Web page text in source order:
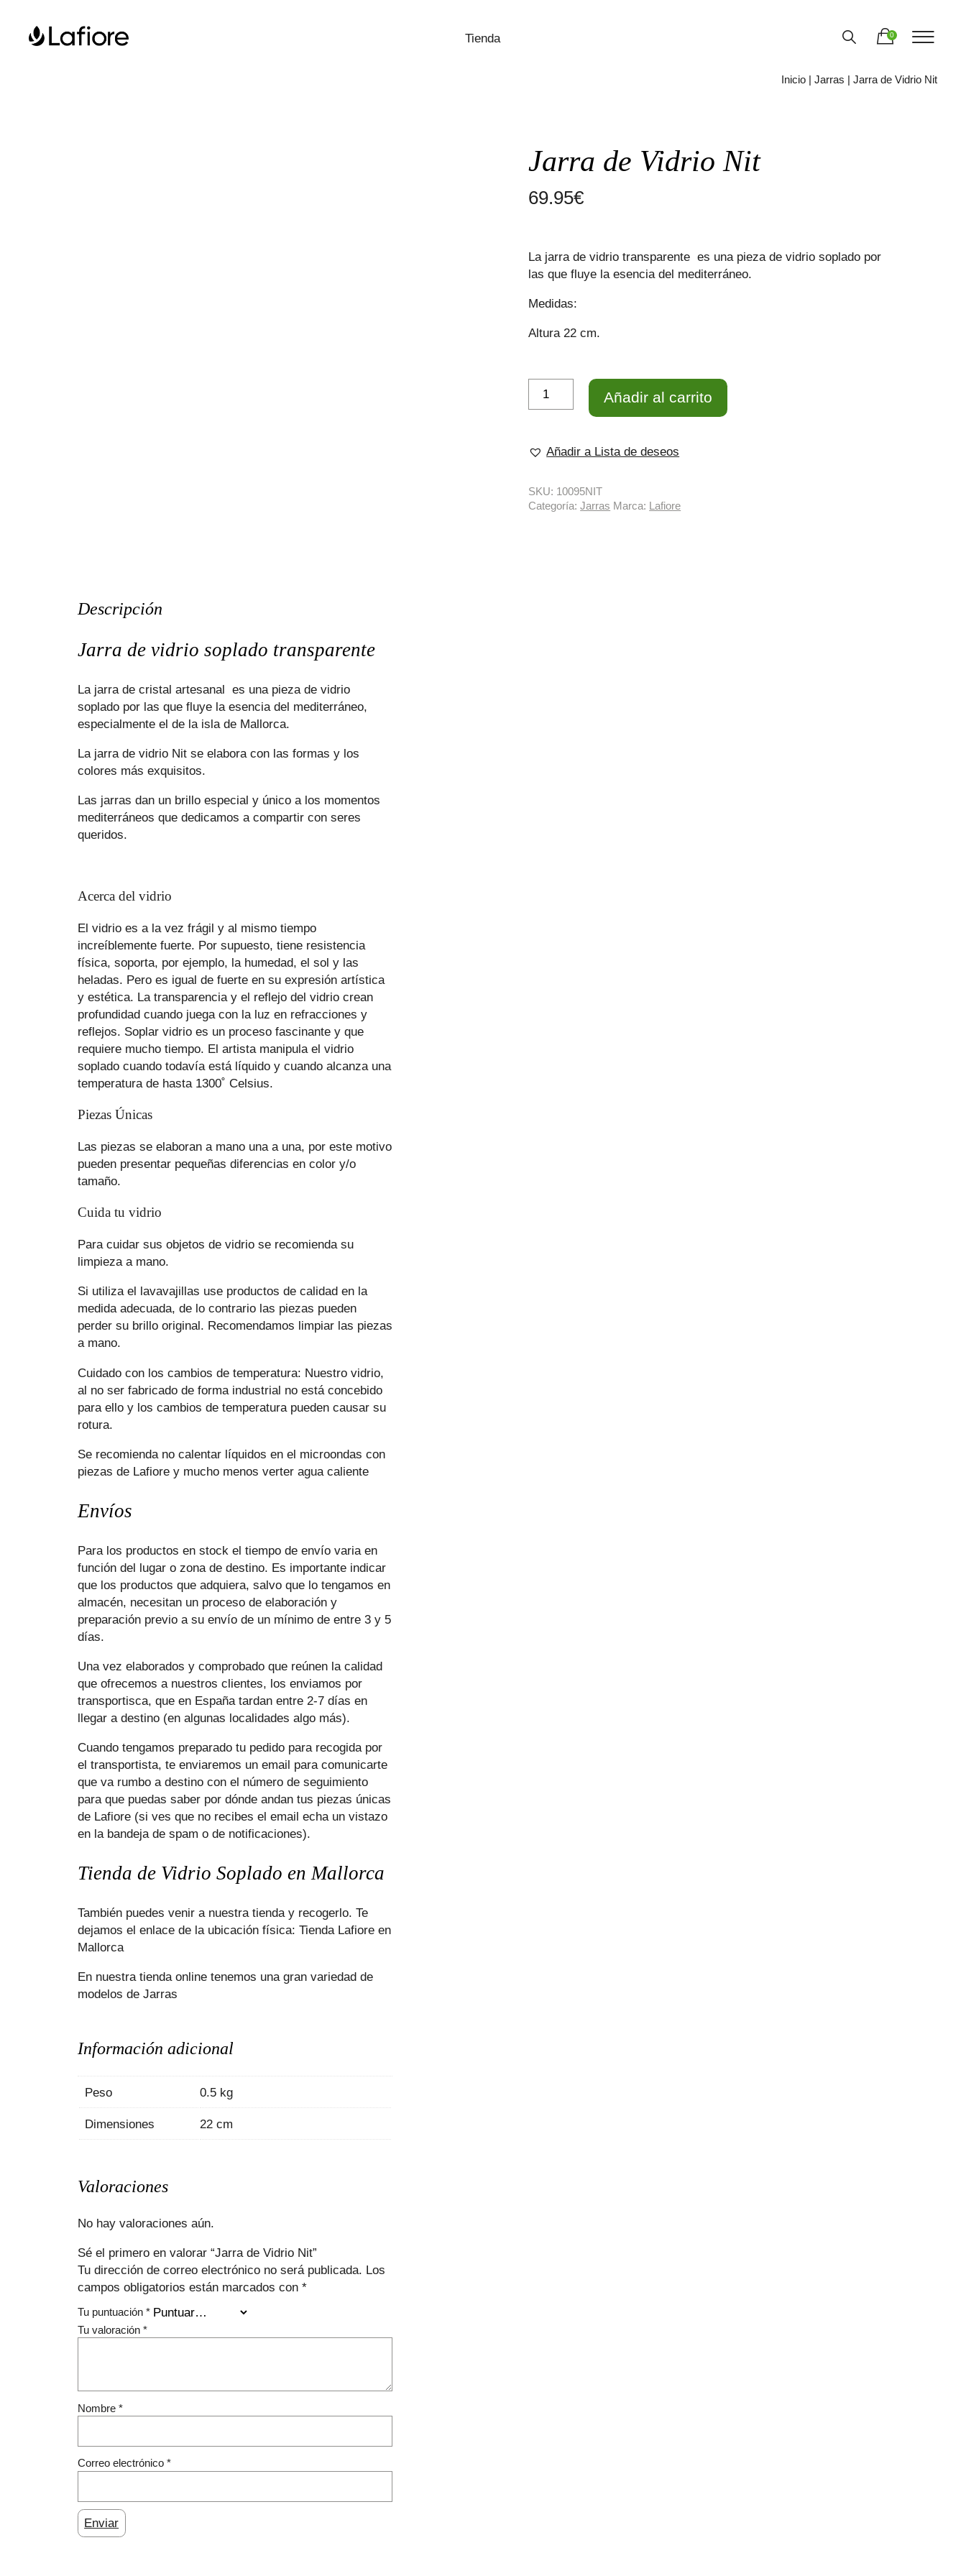
Tienda 0
Inicio| Jarras | Jarra de Vidrio Nit
Jarra de Vidrio Nit
69.95€
La jarra de vidrio transparente es una pieza de vidrio soplado por
las que fluye la esencia del mediterráneo.
Medidas:
Altura 22 cm.
Vidrio
Añadir al carrito
Añadir a Lista de deseos
SKU: 10095NIT
Categoría:Jarras Marca: Lafiore
Descripción
Jarra de vidrio soplado transparente
La jarra de cristal artesanal es una pieza de vidrio
soplado por las que fluye la esencia del mediterráneo,
especialmente el de la isla de Mallorca.
La jarra de vidrio Nit se elabora con las formas y los
colores más exquisitos.
Las jarras dan un brillo especial y único a los momentos
mediterráneos que dedicamos a compartir con seres
queridos.
Acerca del vidrio
El vidrio es a la vez frágil y al mismo tiempo
increíblemente fuerte. Por supuesto, tiene resistencia
física, soporta, por ejemplo, la humedad, el sol y las
heladas. Pero es igual de fuerte en su expresión artística
y estética. La transparencia y el reflejo del vidrio crean
profundidad cuando juega con la luz en refracciones y
reflejos. Soplar vidrio es un proceso fascinante y que
requiere mucho tiempo. El artista manipula el vidrio
soplado cuando todavía está líquido y cuando alcanza una
temperatura de hasta 1300˚ Celsius.
Piezas Únicas
Las piezas se elaboran a mano una a una, por este motivo
pueden presentar pequeñas diferencias en color y/o
tamaño.
Cuida tu vidrio
Para cuidar sus objetos de vidrio se recomienda su
limpieza a mano.
Si utiliza el lavavajillas use productos de calidad en la
medida adecuada, de lo contrario las piezas pueden
perder su brillo original. Recomendamos limpiar las piezas
a mano.
Cuidado con los cambios de temperatura: Nuestro vidrio,
al no ser fabricado de forma industrial no está concebido
para ello y los cambios de temperatura pueden causar su
rotura.
Se recomienda no calentar líquidos en el microondas con
piezas de Lafiore y mucho menos verter agua caliente
Envíos
Para los productos en stock el tiempo de envío varia en
función del lugar o zona de destino. Es importante indicar
que los productos que adquiera, salvo que lo tengamos en
almacén, necesitan un proceso de elaboración y
preparación previo a su envío de un mínimo de entre 3 y 5
días.
Una vez elaborados y comprobado que reúnen la calidad
que ofrecemos a nuestros clientes, los enviamos por
transportisca, que en España tardan entre 2-7 días en
llegar a destino (en algunas localidades algo más).
Cuando tengamos preparado tu pedido para recogida por
el transportista, te enviaremos un email para comunicarte
que va rumbo a destino con el número de seguimiento
para que puedas saber por dónde andan tus piezas únicas
de Lafiore (si ves que no recibes el email echa un vistazo
en la bandeja de spam o de notificaciones).
Tienda de Vidrio Soplado en Mallorca
También puedes venir a nuestra tienda y recogerlo. Te
dejamos el enlace de la ubicación física: Tienda Lafiore en
Mallorca
En nuestra tienda online tenemos una gran variedad de
modelos de Jarras
Información adicional
Peso 0.5 kg
Dimensiones 22 cm
Valoraciones
No hay valoraciones aún.
Sé el primero en valorar “Jarra de Vidrio Nit”
Tu dirección de correo electrónico no será publicada. Los
campos obligatorios están marcados con *
Tu puntuación *
Tu valoración *
Nombre *
Correo electrónico *